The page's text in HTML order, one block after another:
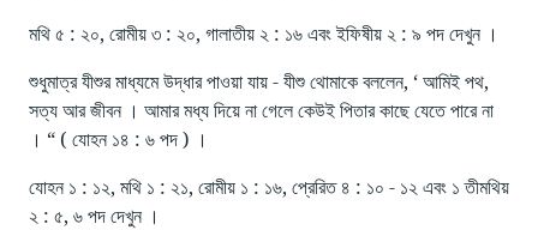
মথি ৫ : ২০, রোমীয় ৩ : ২০, গালাতীয় ২ : ১৬ এবং ইফিষীয় ২ : ৯ পদ দেখুন ।
শুধুমাত্র যীশুর মাধ্যমে উদ্ধার পাওয়া যায় - যীশু থোমাকে বললেন, ‘ আমিই পথ,
সত্য আর জীবন । আমার মধ্য দিয়ে না গেলে কেউই পিতার কাছে যেতে পারে না
। “ ( যোহন ১৪ : ৬ পদ ) ।
যোহন ১ : ১২, মথি ১ : ২১, রোমীয় ১ : ১৬, প্রেরিত ৪ : ১০ - ১২ এবং ১ তীমথিয়
২ : ৫, ৬ পদ দেখুন ।